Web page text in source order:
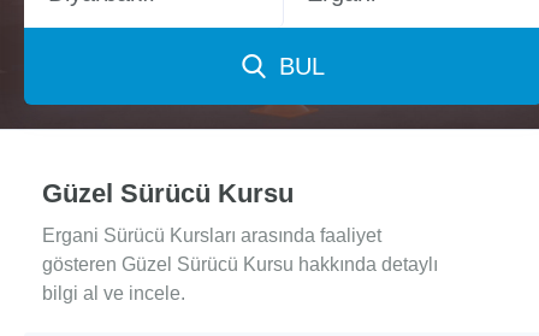
BUL
Güzel Sürücü Kursu
Ergani Sürücü Kursları arasında faaliyet
gösteren Güzel Sürücü Kursu hakkında detaylı
bilgi al ve incele.